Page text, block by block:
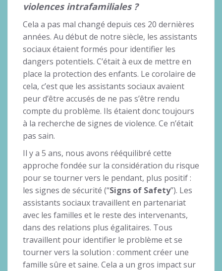
violences intrafamiliales ?
Cela a pas mal changé depuis ces 20 dernières
années. Au début de notre siècle, les assistants
sociaux étaient formés pour identifier les
dangers potentiels. C’était à eux de mettre en
place la protection des enfants. Le corolaire de
cela, c’est que les assistants sociaux avaient
peur d’être accusés de ne pas s’être rendu
compte du problème. Ils étaient donc toujours
à la recherche de signes de violence. Ce n’était
pas sain.
Il y a 5 ans, nous avons rééquilibré cette
approche fondée sur la considération du risque
pour se tourner vers le pendant, plus positif :
les signes de sécurité (“Signs of Safety”). Les
assistants sociaux travaillent en partenariat
avec les familles et le reste des intervenants,
dans des relations plus égalitaires. Tous
travaillent pour identifier le problème et se
tourner vers la solution : comment créer une
famille sûre et saine. Cela a un gros impact sur